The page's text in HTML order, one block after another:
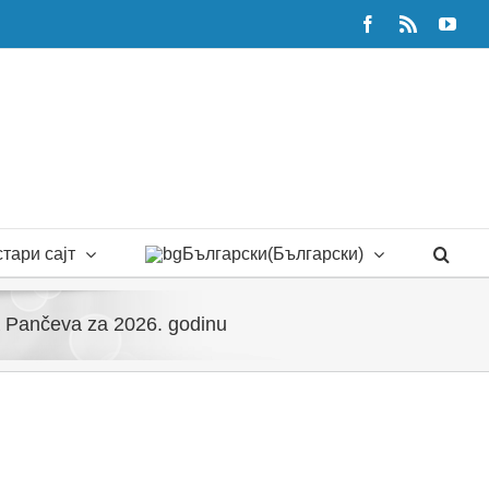
Facebook
Rss
сајт Български(Български)
za 2026. godinu